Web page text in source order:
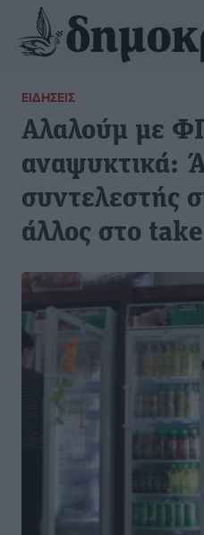
ΕΙΔΉΣΕΙΣ
Αλαλούμ με
αναψυκτικά:
συντελεστής
άλλος στο